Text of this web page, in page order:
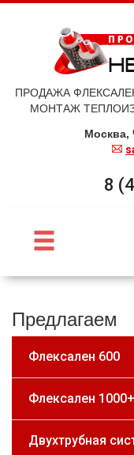
ПРОДАЖА
МОНТАЖ
Москва,
8
Предлагаем
Флексален 600
Флексален 1000+
Двухтрубная